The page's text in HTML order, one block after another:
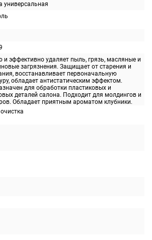
универсальная
и эффективно удаляет пыль, грязь, масляные и
загрязнения. Защищает от старения и
восстанавливает первоначальную
обладает антистатическим эффектом.
для обработки пластиковых и
деталей салона. Подходит для молдингов и
Обладает приятным ароматом клубники.